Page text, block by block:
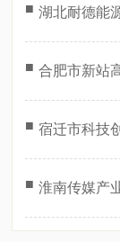
■ 湖北耐德能
■ 合肥市新站
■ 宿迁市科技
■ 淮南传媒产